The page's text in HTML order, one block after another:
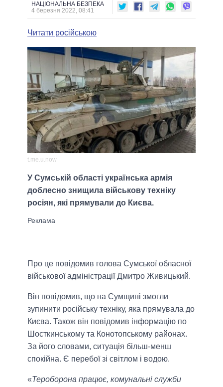
ГОЛОВИ ОБЛАДМІНІСТРАЦІЙ
МЕРИ МІСТ
ПОРІВНЯННЯ ПОЛІТИКІВ
НАЦІОНАЛЬНА БЕЗПЕКА
4 березня 2022, 08:41
Читати російською
t.me.u.now
У Сумській області українська армія
доблесно знищила військову техніку
росіян, які прямували до Києва.
Про це повідомив голова Сумської обласної
військової адміністрації Дмитро Живицький.
Він повідомив, що на Сумщині змогли
зупинити російську техніку, яка прямувала до
Києва. Також він повідомив інформацію по
Шосткинському та Конотопському районах.
За його словами, ситуація більш-менш
спокійна. Є перебої зі світлом і водою.
«Тероборона працює, комунальні служби